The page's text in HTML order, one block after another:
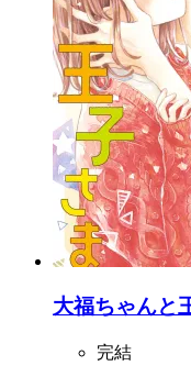
大福ちゃんと
完結